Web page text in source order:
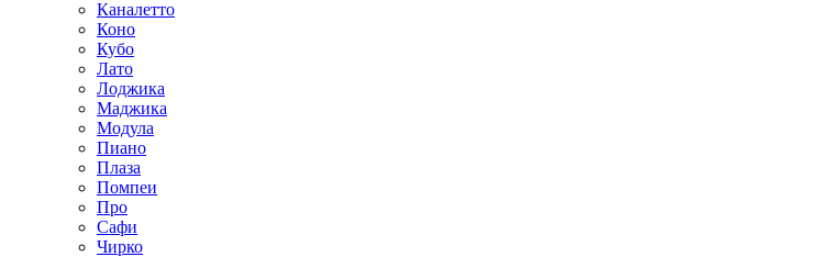
Каналетто
Коно
Кубо
Лато
Лоджика
Маджика
Модула
Пиано
Плаза
Помпеи
Про
Сафи
Чирко